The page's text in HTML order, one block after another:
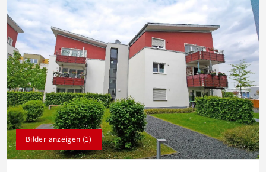
Bilder anzeigen (1)